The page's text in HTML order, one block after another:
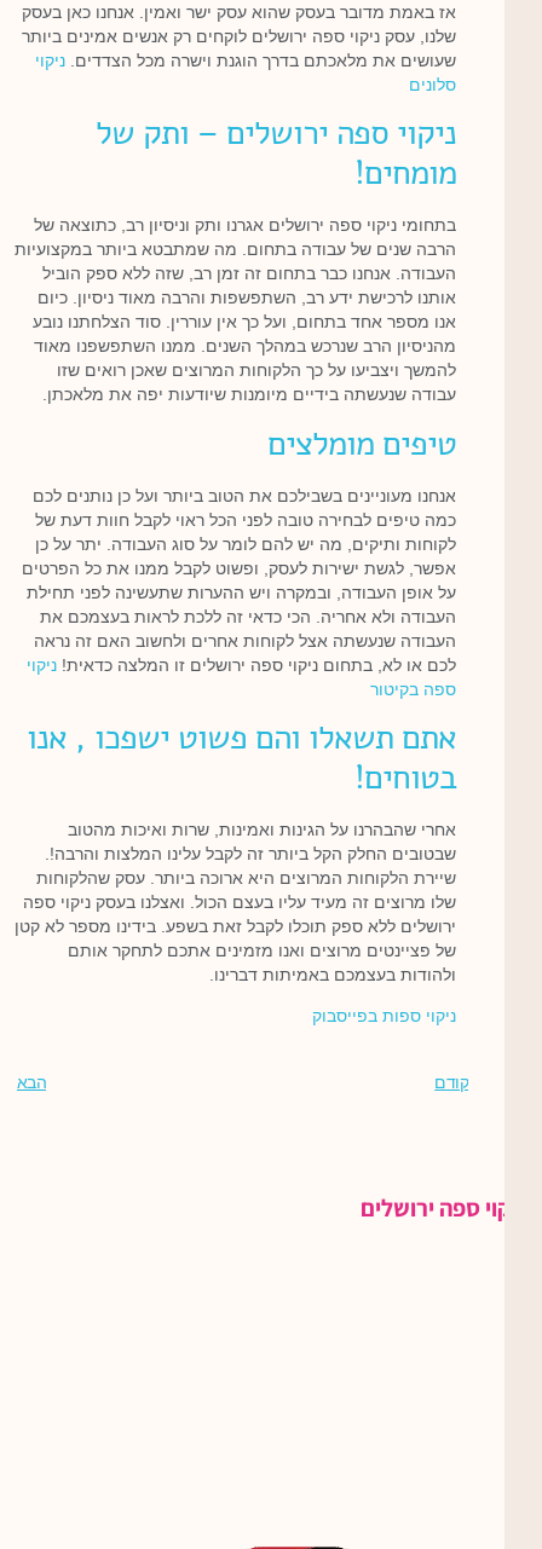
אז באמת מדובר בעסק שהוא עסק ישר ואמין. אנחנו כאן בעסק
שלנו, עסק ניקוי ספה ירושלים לוקחים רק אנשים אמינים ביותר
שעושים את מלאכתם בדרך הוגנת וישרה מכל הצדדים. ניקוי
סלונים
ניקוי ספה ירושלים – ותק של
מומחים!
בתחומי ניקוי ספה ירושלים אגרנו ותק וניסיון רב, כתוצאה של
הרבה שנים של עבודה בתחום. מה שמתבטא ביותר במקצועיות
העבודה. אנחנו כבר בתחום זה זמן רב, שזה ללא ספק הוביל
אותנו לרכישת ידע רב, השתפשפות והרבה מאוד ניסיון. כיום
אנו מספר אחד בתחום, ועל כך אין עוררין. סוד הצלחתנו נובע
מהניסיון הרב שנרכש במהלך השנים. ממנו השתפשפנו מאוד
להמשך ויצביעו על כך הלקוחות המרוצים שאכן רואים שזו
עבודה שנעשתה בידיים מיומנות שיודעות יפה את מלאכתן.
טיפים מומלצים
אנחנו מעוניינים בשבילכם את הטוב ביותר ועל כן נותנים לכם
כמה טיפים לבחירה טובה לפני הכל ראוי לקבל חוות דעת של
לקוחות ותיקים, מה יש להם לומר על סוג העבודה. יתר על כן
אפשר, לגשת ישירות לעסק, ופשוט לקבל ממנו את כל הפרטים
על אופן העבודה, ובמקרה ויש ההערות שתעשינה לפני תחילת
העבודה ולא אחריה. הכי כדאי זה ללכת לראות בעצמכם את
העבודה שנעשתה אצל לקוחות אחרים ולחשוב האם זה נראה
לכם או לא, בתחום ניקוי ספה ירושלים זו המלצה כדאית! ניקוי
ספה בקיטור
אתם תשאלו והם פשוט ישפכו , אנו
בטוחים!
אחרי שהבהרנו על הגינות ואמינות, שרות ואיכות מהטוב
שבטובים החלק הקל ביותר זה לקבל עלינו המלצות והרבה!.
שיירת הלקוחות המרוצים היא ארוכה ביותר. עסק שהלקוחות
שלו מרוצים זה מעיד עליו בעצם הכול. ואצלנו בעסק ניקוי ספה
ירושלים ללא ספק תוכלו לקבל זאת בשפע. בידינו מספר לא קטן
של פציינטים מרוצים ואנו מזמינים אתכם לתחקר אותם
ולהודות בעצמכם באמיתות דברינו.
ניקוי ספות בפייסבוק
קודם הבא
ניקוי ספה ירושלים